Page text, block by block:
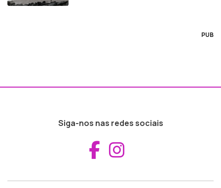
PUB
Siga-nos nas redes sociais
Aceder ao